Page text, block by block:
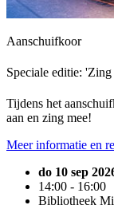
Aanschuifkoor
Speciale editie:
Tijdens het
aan en zing mee!
Meer informatie en
do 10 sep
14:00 - 16:00
Bibliotheek